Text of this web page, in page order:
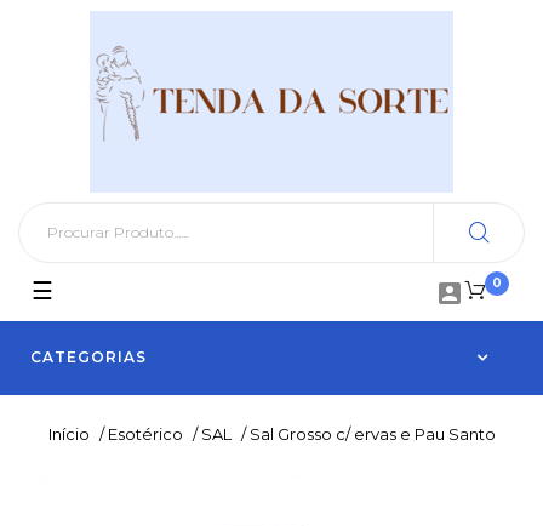
0

CATEGORIAS
Toggle
navigation
☰
Início / Esotérico / SAL / Sal Grosso c/ ervas e Pau Santo